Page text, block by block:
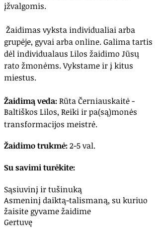
įžvalgomis.
Žaidimas vyksta individualiai arba
grupėje, gyvai arba online. Galima tartis
dėl individualaus Lilos žaidimo Jūsų
rato žmonėms. Vykstame ir į kitus
miestus.
Žaidimą veda:Rūta Černiauskaitė -
Baltiškos Lilos, Reiki ir pa(są)monės
transformacijos meistrė.
Žaidimo trukmė:2-5 val.
Su savimi turėkite:
Sąsiuvinį ir tušinuką
Asmeninį daiktą-talismaną, su kuriuo
žaisite gyvame žaidime
Gertuvę